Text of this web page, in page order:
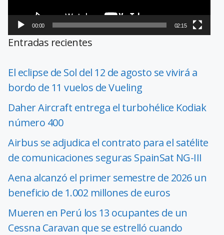
00:00 02:15
Entradas recientes
El eclipse de Sol del 12 de agosto se vivirá a
bordo de 11 vuelos de Vueling
Daher Aircraft entrega el turbohélice Kodiak
número 400
Airbus se adjudica el contrato para el satélite
de comunicaciones seguras SpainSat NG-III
Aena alcanzó el primer semestre de 2026 un
beneficio de 1.002 millones de euros
Mueren en Perú los 13 ocupantes de un
Cessna Caravan que se estrelló cuando